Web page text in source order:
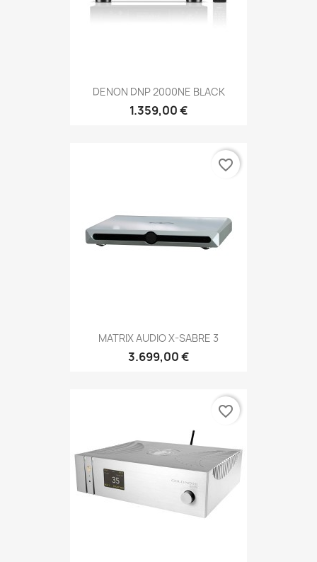
DENON DNP 2000NE BLACK
1.359,00 €
MATRIX AUDIO X-SABRE 3
3.699,00 €
favorite_border
favorite_border